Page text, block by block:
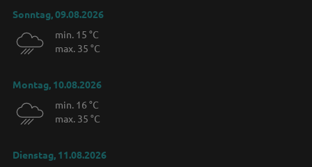
Sonntag, 09.08.2026
min. 15 °C
max. 35 °C
Montag, 10.08.2026
min. 16 °C
max. 35 °C
Dienstag, 11.08.2026